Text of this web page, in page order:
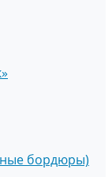
бордюры)